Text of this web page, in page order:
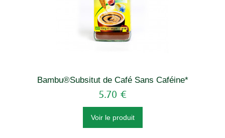
Bambu®Subsitut de Café Sans Caféine*
5.70 €
Voir le produit